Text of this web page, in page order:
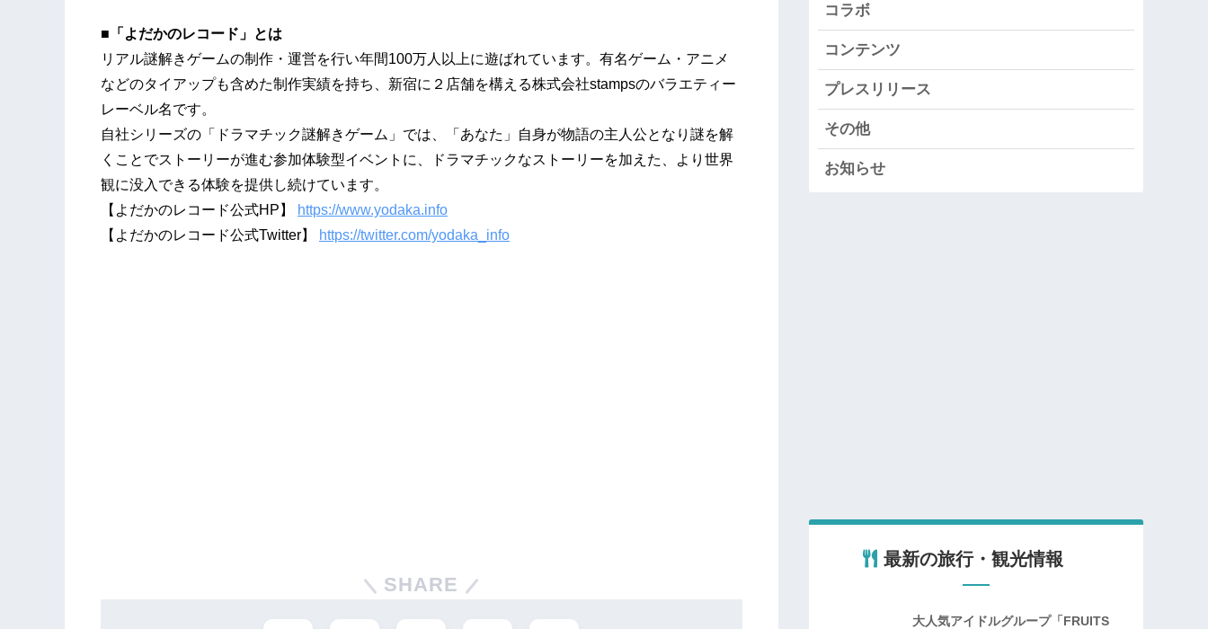
■「よだかのレコード」とは
リアル謎解きゲームの制作・運営を行い年間100万人以上に遊ばれています。有名ゲーム・アニメ
などのタイアップも含めた制作実績を持ち、新宿に２店舗を構える株式会社stampsのバラエティー
レーベル名です。
自社シリーズの「ドラマチック謎解きゲーム」では、「あなた」自身が物語の主人公となり謎を解
くことでストーリーが進む参加体験型イベントに、ドラマチックなストーリーを加えた、より世界
観に没入できる体験を提供し続けています。
【よだかのレコード公式HP】
https://www.yodaka.info
【よだかのレコード公式Twitter】
https://twitter.com/yodaka_info
SHARE
コラボ
コンテンツ
プレスリリース
その他
お知らせ
最新の旅行・観光情報
大人気アイドルグループ「FRUITS